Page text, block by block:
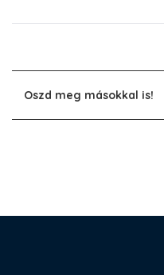
Oszd meg másokkal is!